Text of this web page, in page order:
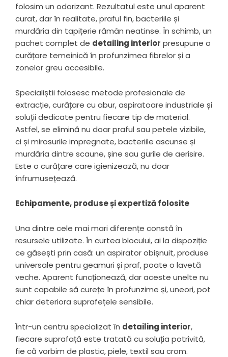
folosim un odorizant. Rezultatul este unul aparent
curat, dar în realitate, praful fin, bacteriile și
murdăria din tapițerie rămân neatinse. În schimb, un
pachet complet de detailing interior presupune o
curățare temeinică în profunzimea fibrelor și a
zonelor greu accesibile.
Specialiștii folosesc metode profesionale de
extracție, curățare cu abur, aspiratoare industriale și
soluții dedicate pentru fiecare tip de material.
Astfel, se elimină nu doar praful sau petele vizibile,
ci și mirosurile impregnate, bacteriile ascunse și
murdăria dintre scaune, șine sau gurile de aerisire.
Este o curățare care igienizează, nu doar
înfrumusețează.
Echipamente, produse și expertiză folosite
Una dintre cele mai mari diferențe constă în
resursele utilizate. În curtea blocului, ai la dispoziție
ce găsești prin casă: un aspirator obișnuit, produse
universale pentru geamuri și praf, poate o lavetă
veche. Aparent funcționează, dar aceste unelte nu
sunt capabile să curețe în profunzime și, uneori, pot
chiar deteriora suprafețele sensibile.
Într-un centru specializat în detailing interior,
fiecare suprafață este tratată cu soluția potrivită,
fie că vorbim de plastic, piele, textil sau crom.